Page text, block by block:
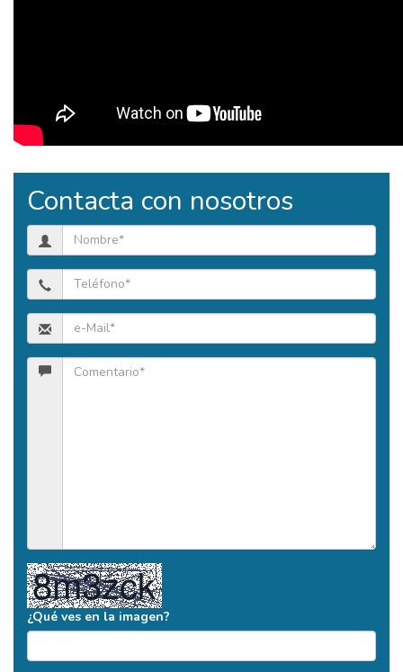
Contacta con nosotros
¿Qué ves en la imagen?